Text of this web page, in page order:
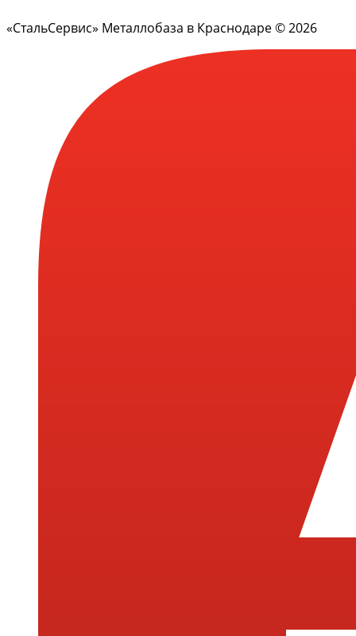
«СтальСервис» Металлобаза в Краснодаре © 2026